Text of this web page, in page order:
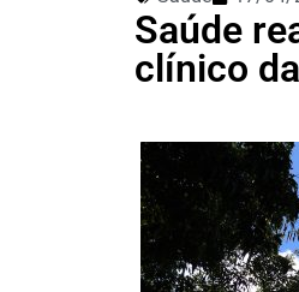
Saúde
clínico